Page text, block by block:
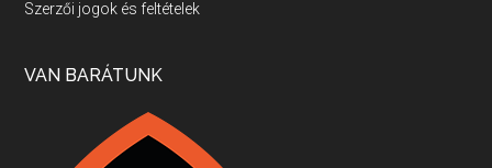
Apr 17, 2026 • 00:35:38
Boston, teadélután, bab és homár
Szerzői jogok és feltételek
VAN BARÁTUNK